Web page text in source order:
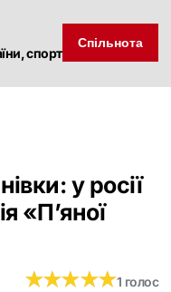
спорт
Спільнота
у росії
«П’яної
★★★★★
★★★★★1 голос